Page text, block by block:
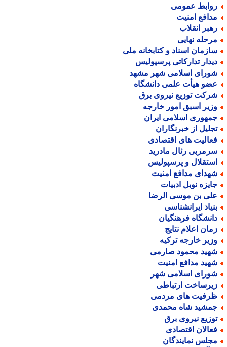
عمومی
امنیت
انقلاب
نهایی
اسناد و کتابخانه ملی
تدارکاتی پرسپولیس
اسلامی شهر مشهد
هیأت علمی دانشگاه
توزیع نیروی برق
اسبق امور خارجه
اسلامی ایران
از خبرنگاران
های اقتصادی
رئال مادرید
و پرسپولیس
مدافع امنیت
نوبل ادبیات
بن موسی الرضا
ایرانشناسی
فرهنگیان
اعلام نتایج
خارجه ترکیه
محمود صارمی
مدافع امنیت
اسلامی شهر
ارتباطی
های مردمی
شاه محمدی
نیروی برق
اقتصادی
نمایندگان